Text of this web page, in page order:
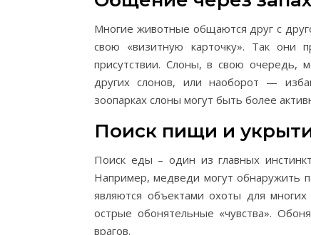
Многие животные общаются друг с
свою «визитную карточку». Так они
присутствии. Слоны, в свою очередь,
других слонов, или наоборот —
зоопарках слоны могут быть более
Поиск пищи и
Поиск еды – один из главных
Например, медведи могут обнаружить
являются объектами охоты для
острые обонятельные «чувства».
врагов.